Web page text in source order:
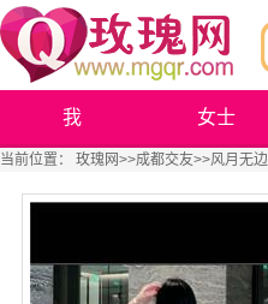
我 女士
当前位置： 玫瑰网>>成都交友>>风月无边